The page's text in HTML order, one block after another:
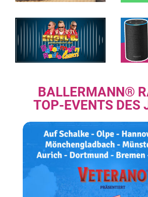
BALLERMANN®
TOP-EVENTS DES